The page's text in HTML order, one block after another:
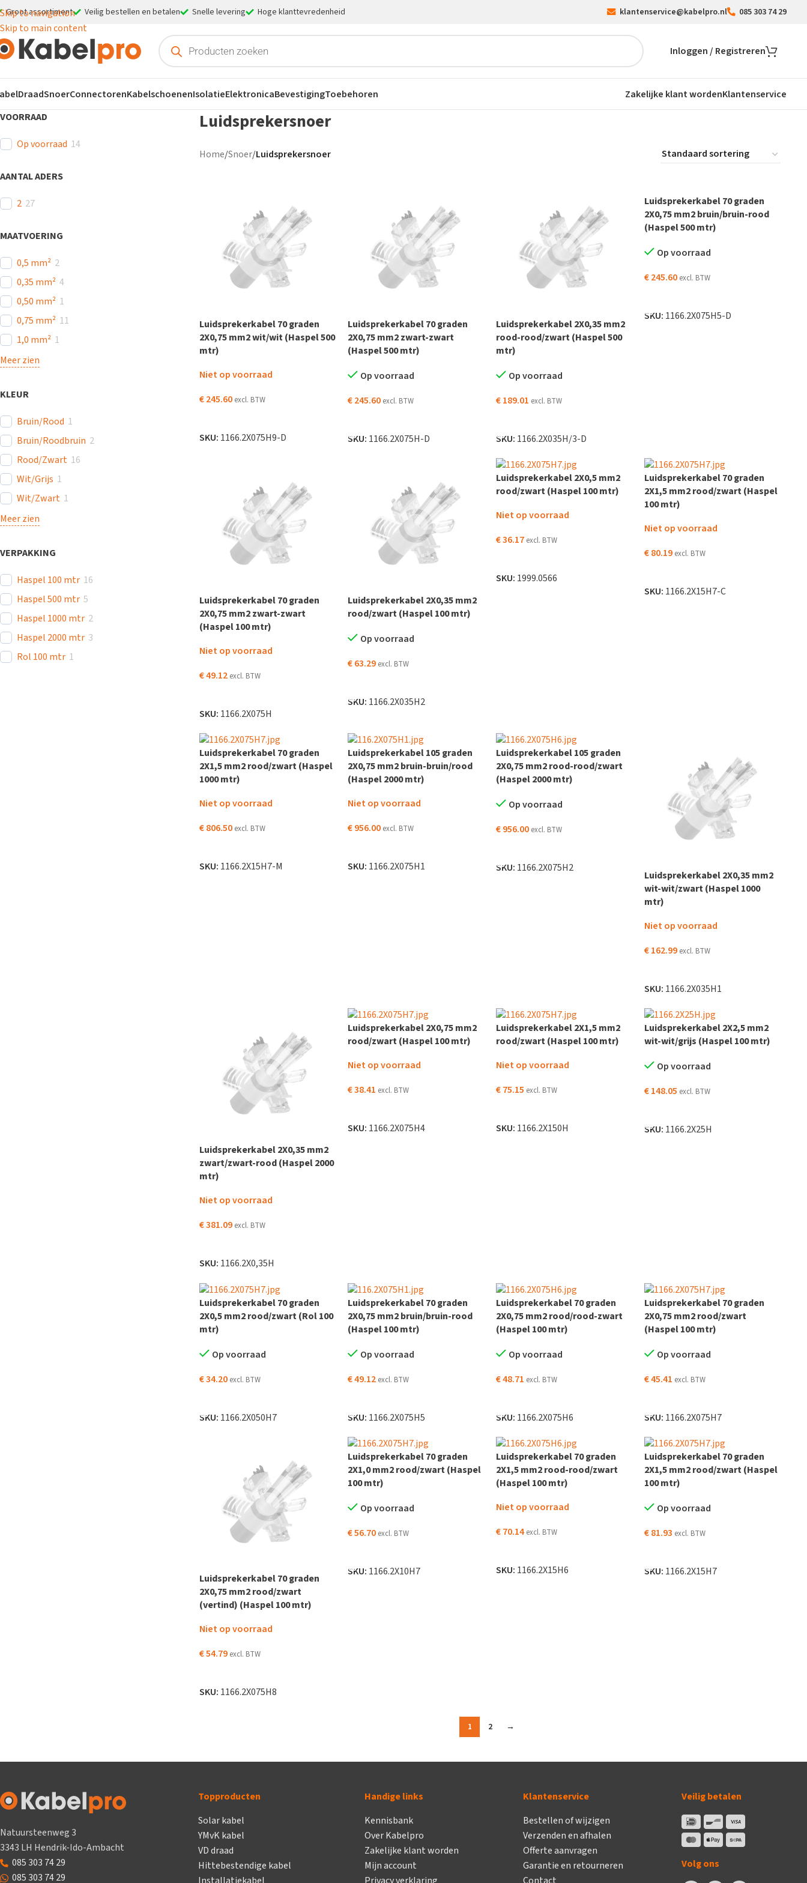
Skip to navigation
Skip to main content
Groot assortiment Veilig bestellen en betalen Snelle levering Hoge klanttevredenheid klantenservice@kabelpro.nl 085 303 74 29
Inloggen / Registreren
DraadSnoerConnectorenKabelschoenenIsolatieElektronicaBevestigingToebehoren Zakelijke klant wordenKlantenservice
VOORRAAD
Op voorraad 14
AANTAL ADERS
2 27
MAATVOERING
0,5 mm² 2
0,35 mm² 4
0,50 mm² 1
0,75 mm² 11
1,0 mm² 1
Meer zien
KLEUR
Bruin/Rood 1
Bruin/Roodbruin 2
Rood/Zwart 16
Wit/Grijs 1
Wit/Zwart 1
Meer zien
VERPAKKING
Haspel 100 mtr 16
Haspel 500 mtr 5
Haspel 1000 mtr 2
Haspel 2000 mtr 3
Rol 100 mtr 1
Luidsprekersnoer
Home/Snoer/Luidsprekersnoer
Luidsprekerkabel 70 graden
2X0,75 mm2 wit/wit (Haspel 500
mtr)
Niet op voorraad
€245.60 excl. BTW
SKU: 1166.2X075H9-D
Luidsprekerkabel 70 graden
2X0,75 mm2 zwart-zwart
(Haspel 500 mtr)
Op voorraad
€245.60 excl. BTW
SKU: 1166.2X075H-D
Luidsprekerkabel 2X0,35 mm2
rood-rood/zwart (Haspel 500
mtr)
Op voorraad
€189.01 excl. BTW
SKU: 1166.2X035H/3-D
Luidsprekerkabel 70 graden
2X0,75 mm2 bruin/bruin-rood
(Haspel 500 mtr)
Op voorraad
€245.60 excl. BTW
SKU: 1166.2X075H5-D
Luidsprekerkabel 70 graden
2X0,75 mm2 zwart-zwart
(Haspel 100 mtr)
Niet op voorraad
€49.12 excl. BTW
SKU: 1166.2X075H
Luidsprekerkabel 2X0,35 mm2
rood/zwart (Haspel 100 mtr)
Op voorraad
€63.29 excl. BTW
SKU: 1166.2X035H2
Luidsprekerkabel 2X0,5 mm2
rood/zwart (Haspel 100 mtr)
Niet op voorraad
€36.17 excl. BTW
SKU: 1999.0566
Luidsprekerkabel 70 graden
2X1,5 mm2 rood/zwart (Haspel
100 mtr)
Niet op voorraad
€80.19 excl. BTW
SKU: 1166.2X15H7-C
Luidsprekerkabel 70 graden
2X1,5 mm2 rood/zwart (Haspel
1000 mtr)
Niet op voorraad
€806.50 excl. BTW
SKU: 1166.2X15H7-M
Luidsprekerkabel 105 graden
2X0,75 mm2 bruin-bruin/rood
(Haspel 2000 mtr)
Niet op voorraad
€956.00 excl. BTW
SKU: 1166.2X075H1
Luidsprekerkabel 105 graden
2X0,75 mm2 rood-rood/zwart
(Haspel 2000 mtr)
Op voorraad
€956.00 excl. BTW
SKU: 1166.2X075H2
Luidsprekerkabel 2X0,35 mm2
wit-wit/zwart (Haspel 1000
mtr)
Niet op voorraad
€162.99 excl. BTW
SKU: 1166.2X035H1
Luidsprekerkabel 2X0,35 mm2
zwart/zwart-rood (Haspel 2000
mtr)
Niet op voorraad
€381.09 excl. BTW
SKU: 1166.2X0,35H
Luidsprekerkabel 2X0,75 mm2
rood/zwart (Haspel 100 mtr)
Niet op voorraad
€38.41 excl. BTW
SKU: 1166.2X075H4
Luidsprekerkabel 2X1,5 mm2
rood/zwart (Haspel 100 mtr)
Niet op voorraad
€75.15 excl. BTW
SKU: 1166.2X150H
Luidsprekerkabel 2X2,5 mm2
wit-wit/grijs (Haspel 100 mtr)
Op voorraad
€148.05 excl. BTW
SKU: 1166.2X25H
Luidsprekerkabel 70 graden
2X0,5 mm2 rood/zwart (Rol 100
mtr)
Op voorraad
€34.20 excl. BTW
SKU: 1166.2X050H7
Luidsprekerkabel 70 graden
2X0,75 mm2 bruin/bruin-rood
(Haspel 100 mtr)
Op voorraad
€49.12 excl. BTW
SKU: 1166.2X075H5
Luidsprekerkabel 70 graden
2X0,75 mm2 rood/rood-zwart
(Haspel 100 mtr)
Op voorraad
€48.71 excl. BTW
SKU: 1166.2X075H6
Luidsprekerkabel 70 graden
2X0,75 mm2 rood/zwart
(Haspel 100 mtr)
Op voorraad
€45.41 excl. BTW
SKU: 1166.2X075H7
Luidsprekerkabel 70 graden
2X0,75 mm2 rood/zwart
(vertind) (Haspel 100 mtr)
Niet op voorraad
€54.79 excl. BTW
SKU: 1166.2X075H8
Luidsprekerkabel 70 graden
2X1,0 mm2 rood/zwart (Haspel
100 mtr)
Op voorraad
€56.70 excl. BTW
SKU: 1166.2X10H7
Luidsprekerkabel 70 graden
2X1,5 mm2 rood-rood/zwart
(Haspel 100 mtr)
Niet op voorraad
€70.14 excl. BTW
SKU: 1166.2X15H6
Luidsprekerkabel 70 graden
2X1,5 mm2 rood/zwart (Haspel
100 mtr)
Op voorraad
€81.93 excl. BTW
SKU: 1166.2X15H7
1 2 →
Natuursteenweg 3
3343 LH Hendrik-Ido-Ambacht
085 303 74 29
085 303 74 29
Topproducten
Solar kabel
YMvK kabel
VD draad
Hittebestendige kabel
Handige links
Kennisbank
Over Kabelpro
Zakelijke klant worden
Mijn account
Klantenservice
Bestellen of wijzigen
Verzenden en afhalen
Offerte aanvragen
Garantie en retourneren
Veilig betalen
Volg ons